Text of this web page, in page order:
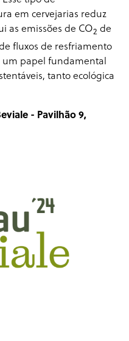
em cervejarias reduz
as emissões de CO2 de
fluxos de resfriamento
papel fundamental
tanto ecológica
- Pavilhão 9,